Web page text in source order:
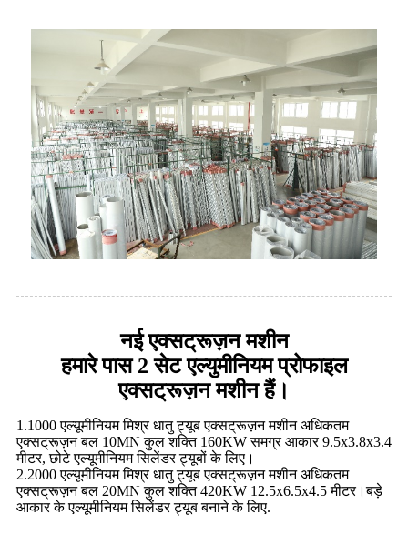
नई एक्सट्रूज़न मशीन
हमारे पास 2 सेट एल्युमीनियम प्रोफाइल
एक्सट्रूज़न मशीन हैं।
1.1000 एल्यूमीनियम मिश्र धातु ट्यूब एक्सट्रूज़न मशीन अधिकतम
एक्सट्रूज़न बल 10MN कुल शक्ति 160KW समग्र आकार 9.5x3.8x3.4
मीटर, छोटे एल्यूमीनियम सिलेंडर ट्यूबों के लिए।
2.2000 एल्यूमीनियम मिश्र धातु ट्यूब एक्सट्रूज़न मशीन अधिकतम
एक्सट्रूज़न बल 20MN कुल शक्ति 420KW 12.5x6.5x4.5 मीटर।बड़े
आकार के एल्यूमीनियम सिलेंडर ट्यूब बनाने के लिए.